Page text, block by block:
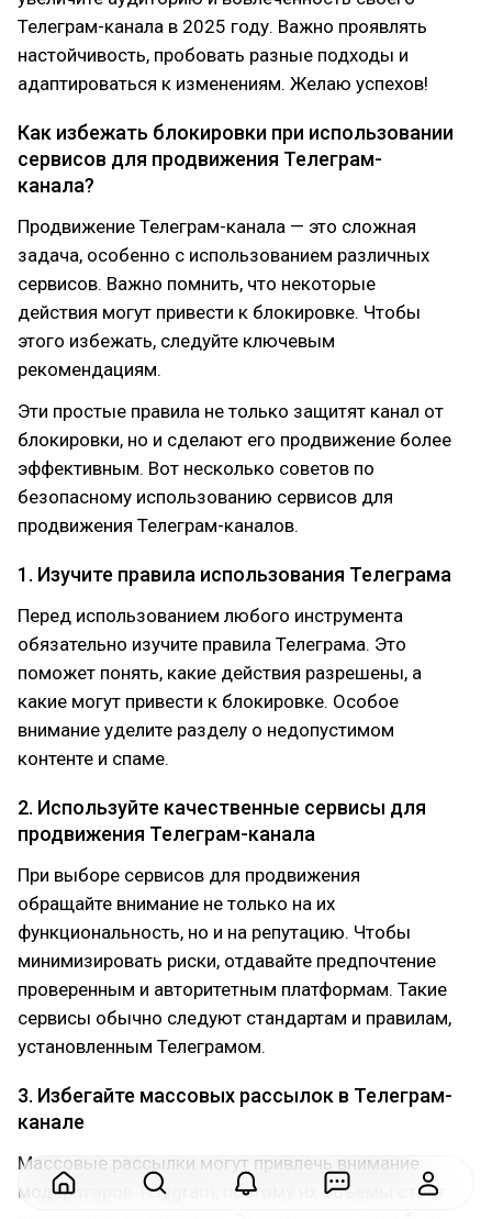
Телеграм-канала в 2025 году. Важно проявлять
настойчивость, пробовать разные подходы и
адаптироваться к изменениям. Желаю успехов!
Как избежать блокировки при использовании
сервисов для продвижения Телеграм-
канала?
Продвижение Телеграм-канала — это сложная
задача, особенно с использованием различных
сервисов. Важно помнить, что некоторые
действия могут привести к блокировке. Чтобы
этого избежать, следуйте ключевым
рекомендациям.
Эти простые правила не только защитят канал от
блокировки, но и сделают его продвижение более
эффективным. Вот несколько советов по
безопасному использованию сервисов для
продвижения Телеграм-каналов.
1. Изучите правила использования Телеграма
Перед использованием любого инструмента
обязательно изучите правила Телеграма. Это
поможет понять, какие действия разрешены, а
какие могут привести к блокировке. Особое
внимание уделите разделу о недопустимом
контенте и спаме.
2. Используйте качественные сервисы для
продвижения Телеграм-канала
При выборе сервисов для продвижения
обращайте внимание не только на их
функциональность, но и на репутацию. Чтобы
минимизировать риски, отдавайте предпочтение
проверенным и авторитетным платформам. Такие
сервисы обычно следуют стандартам и правилам,
установленным Телеграмом.
3. Избегайте массовых рассылок в Телеграм-
канале
Массовые рассылки могут привлечь внимание
модераторов Telegram, поэтому их объемы стоит